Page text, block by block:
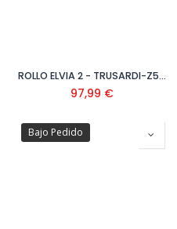
ROLLO ELVIA 2 - TRUSARDI-Z5827
97,99 €
Bajo Pedido